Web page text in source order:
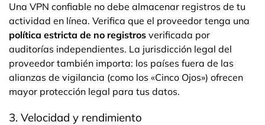
Una VPN confiable no debe almacenar registros de tu
actividad en línea. Verifica que el proveedor tenga una
política estricta de no registros verificada por
auditorías independientes. La jurisdicción legal del
proveedor también importa: los países fuera de las
alianzas de vigilancia (como los «Cinco Ojos») ofrecen
mayor protección legal para tus datos.
3. Velocidad y rendimiento